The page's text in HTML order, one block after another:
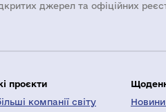
джерел та офіційних
проєкти
компанії світу